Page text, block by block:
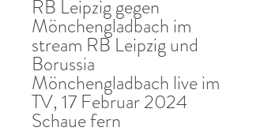
RB Leipzig gegen
Mönchengladbach im
stream RB Leipzig und
Borussia
Mönchengladbach live im
TV, 17 Februar 2024
Schaue fern